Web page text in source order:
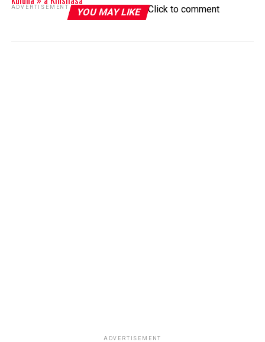
ADVERTISEMENT YOU MAY LIKE Click to comment
ADVERTISEMENT